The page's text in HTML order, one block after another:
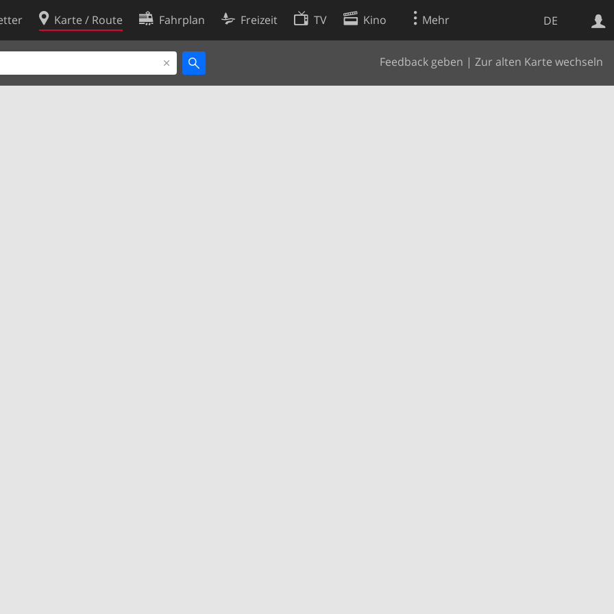
DE
Karte / Route Fahrplan Freizeit TV Kino Mehr
Feedback geben | Zur alten Karte wechseln
Websuche
Cookie-Richtlinie
Cookie-Einstellungen